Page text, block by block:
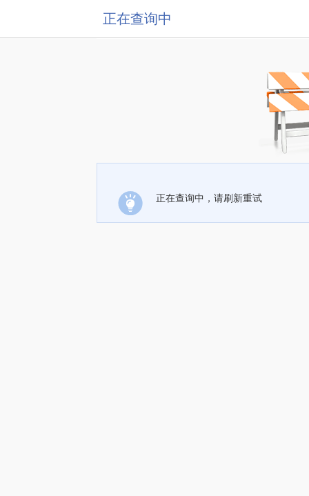
正在查询中
正在查询中，请刷新重试